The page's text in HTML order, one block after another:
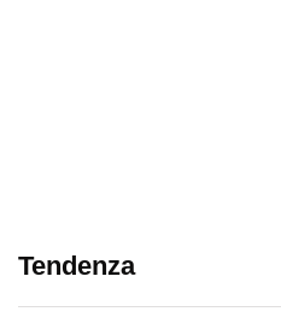
Tendenza